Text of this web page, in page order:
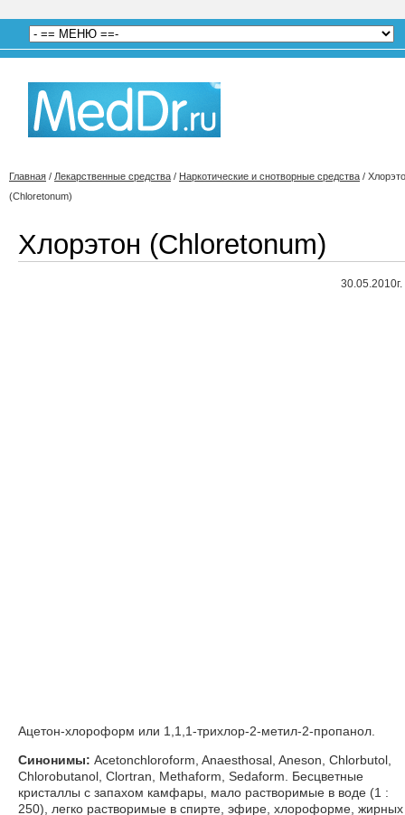
Главная / Лекарственные средства / Наркотические и снотворные средства /
(Chloretonum)
Хлорэтон (Chloretonum)
30.05.2010г.
Ацетон-хлороформ или 1,1,1-трихлор-2-метил-2-пропанол.
Синонимы: Acetonchloroform, Anaesthosal, Aneson, Chlorbutol,
Chlorobutanol, Clortran, Methaform, Sedaform. Бесцветные
кристаллы с запахом камфары, мало растворимые в воде (1 :
250), легко растворимые в спирте, эфире, хлороформе, жирных